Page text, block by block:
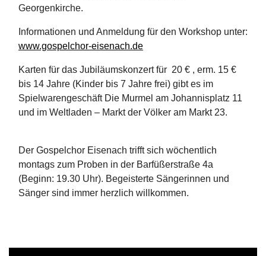
Georgenkirche.
Informationen und Anmeldung für den Workshop unter:
www.gospelchor-eisenach.de
Karten für das Jubiläumskonzert für 20 € , erm. 15 €
bis 14 Jahre (Kinder bis 7 Jahre frei) gibt es im
Spielwarengeschäft Die Murmel am Johannisplatz 11
und im Weltladen – Markt der Völker am Markt 23.
Der Gospelchor Eisenach trifft sich wöchentlich
montags zum Proben in der Barfüßerstraße 4a
(Beginn: 19.30 Uhr). Begeisterte Sängerinnen und
Sänger sind immer herzlich willkommen.